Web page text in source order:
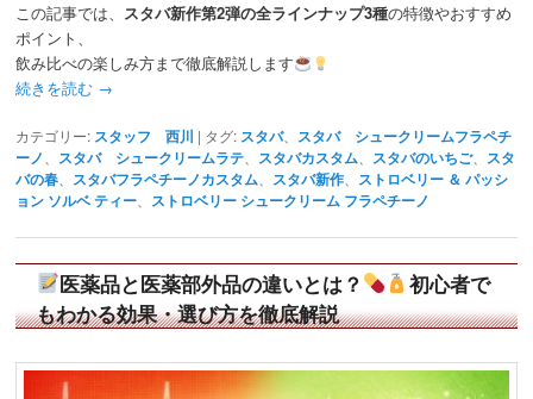
この記事では、 スタバ新作第2弾の全ラインナップ3種の特徴やおすすめ
ポイント、
飲み比べの楽しみ方まで徹底解説します
続きを読む →
カテゴリー: スタッフ 西川 | タグ: スタバ、 スタバ シュークリームフラペチ
ーノ
スタバ シュークリームラテ スタバカスタム スタバのいちご、 スタ
バの春
スタバフラペチーノカスタム スタバ新作
ストロベリー ＆ パッシ
ョン ソルベ ティー
ストロベリー シュークリーム フラペチーノ
医薬品と医薬部外品の違いとは？
初心者で
もわかる効果・選び方を徹底解説